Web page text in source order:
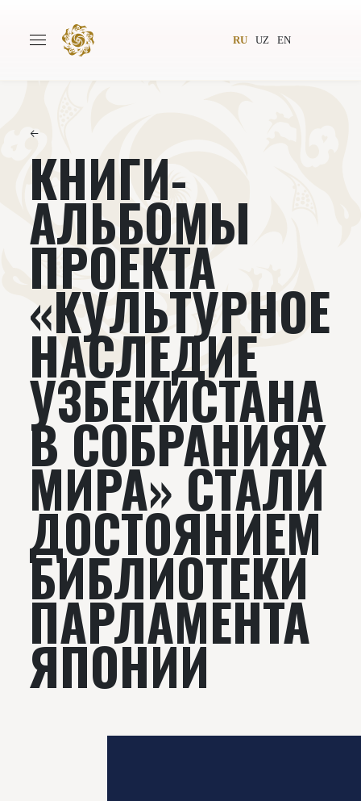
RU UZ EN
Авторы
Издательство Новости
Проекты Подкасты
Книги Видеолекторий
←
КНИГИ-
АЛЬБОМЫ
ПРОЕКТА
«КУЛЬТУРНОЕ
НАСЛЕДИЕ
УЗБЕКИСТАНА
В СОБРАНИЯХ
МИРА» СТАЛИ
ДОСТОЯНИЕМ
БИБЛИОТЕКИ
ПАРЛАМЕНТА
ЯПОНИИ